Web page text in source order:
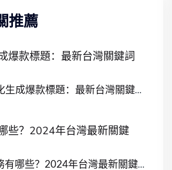
推薦
金門縣網站優化生成爆款標題：最新台灣關鍵詞策略大公開
金門縣SEO服務有哪些？2024年台灣最新關鍵策略全解析